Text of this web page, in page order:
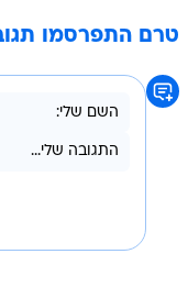
טרם התפרסמו